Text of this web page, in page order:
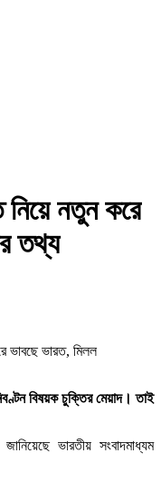
নিয়ে নতুন করে
তথ্য
বিষয়ক চুক্তির মেয়াদ। তাই
ভারতীয় সংবাদমাধ্যম